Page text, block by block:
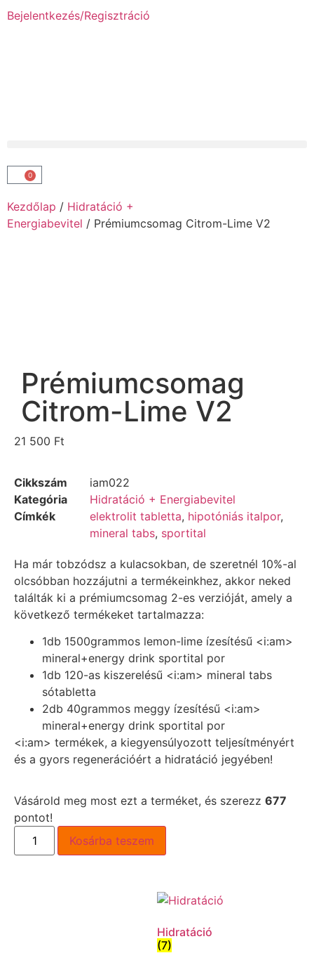
Bejelentkezés/Regisztráció
0
Kezdőlap / Hidratáció +
Energiabevitel / Prémiumcsomag Citrom-Lime V2
Prémiumcsomag
Citrom-Lime V2
21 500 Ft
Cikkszám
iam022
Kategória
Hidratáció + Energiabevitel
Címkék
elektrolit tabletta, hipotóniás italpor,
mineral tabs, sportital
Ha már tobzódsz a kulacsokban, de szeretnél 10%-al
olcsóbban hozzájutni a termékeinkhez, akkor neked
találták ki a prémiumcsomag 2-es verzióját, amely a
következő termékeket tartalmazza:
1db 1500grammos lemon-lime ízesítésű <i:am>
mineral+energy drink sportital por
1db 120-as kiszerelésű <i:am> mineral tabs
sótabletta
2db 40grammos meggy ízesítésű <i:am>
mineral+energy drink sportital por
<i:am> termékek, a kiegyensúlyozott teljesítményért
és a gyors regenerációért a hidratáció jegyében!
Vásárold meg most ezt a terméket, és szerezz 677
pontot!
Kosárba teszem
Hidratáció
(7)